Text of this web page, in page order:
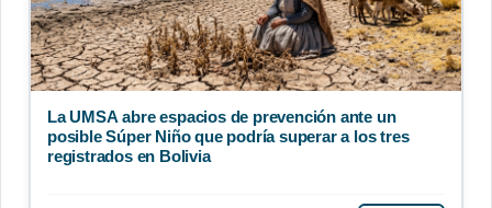
La UMSA abre espacios de prevención ante un
posible Súper Niño que podría superar a los tres
registrados en Bolivia